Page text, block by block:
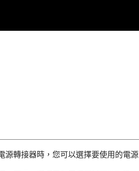
源轉接器時，您可以選擇要使用的電